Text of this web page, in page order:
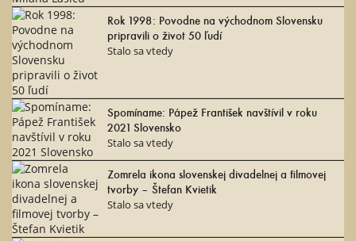
Rok 1998: Povodne na východnom Slovensku
pripravili o život 50 ľudí
Stalo sa vtedy
Spomíname: Pápež František navštívil v roku
2021 Slovensko
Stalo sa vtedy
Zomrela ikona slovenskej divadelnej a filmovej
tvorby – Štefan Kvietik
Stalo sa vtedy